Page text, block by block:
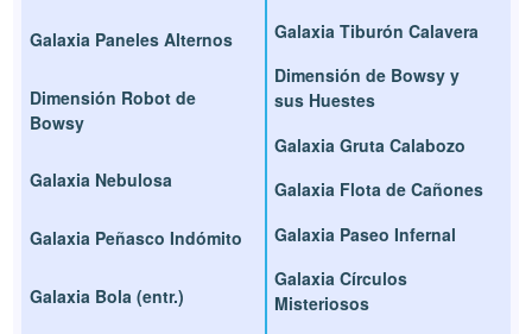
Galaxia Paneles Alternos
Dimensión Robot de
Bowsy
Galaxia Nebulosa
Galaxia Peñasco Indómito
Galaxia Bola (entr.)
Galaxia Tiburón Calavera
Dimensión de Bowsy y
sus Huestes
Galaxia Gruta Calabozo
Galaxia Flota de Cañones
Galaxia Paseo Infernal
Galaxia Círculos
Misteriosos